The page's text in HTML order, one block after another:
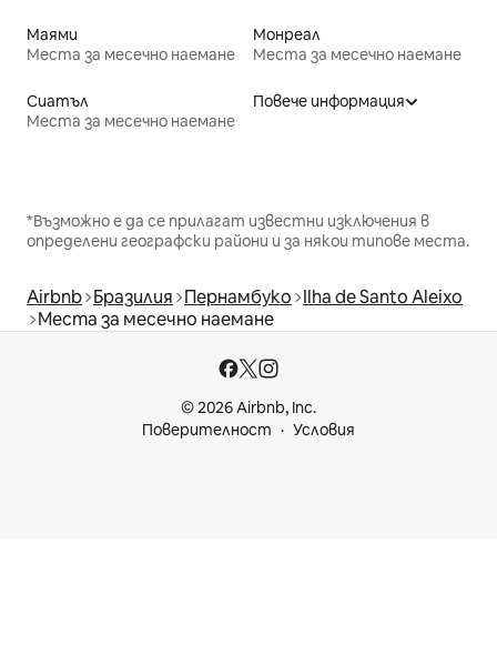
Маями
Места за месечно наемане
Монреал
Места за месечно наемане
Сиатъл
Места за месечно наемане
Повече информация
*Възможно е да се прилагат известни изключения в
определени географски райони и за някои типове места.
Airbnb Бразилия Пернамбуко Ilha de Santo Aleixo
Места за месечно наемане
© 2026 Airbnb, Inc.
Поверителност
Условия